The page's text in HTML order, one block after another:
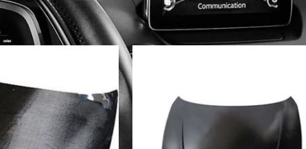
محصولات برچسب خورده “درب کاپوت”